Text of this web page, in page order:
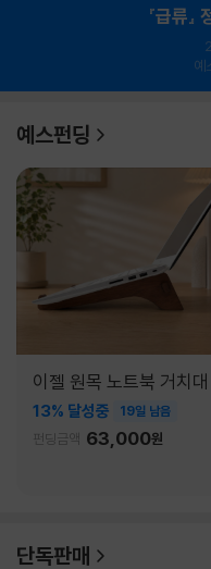
『급류
예
예스펀딩
이젤 원목 노트북 거치대
13% 달성중 19일 남음
펀딩금액 63,000원
단독판매